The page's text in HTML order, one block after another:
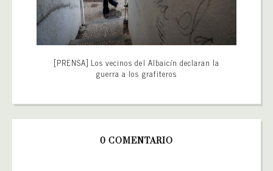
[PRENSA] Los vecinos del Albaicín declaran la
guerra a los grafiteros
0 COMENTARIO